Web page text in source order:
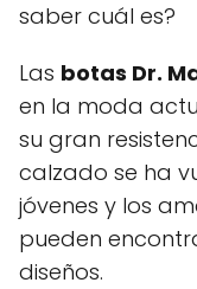
saber cuál es?
Las botas Dr.
en la moda
su gran
calzado se ha
jóvenes y los
pueden
diseños.